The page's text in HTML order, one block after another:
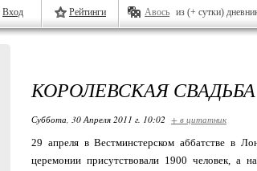
Вход Рейтинги Авось из (+ сутки)
КОРОЛЕВСКАЯ СВАДЬБА
Суббота, 30 Апреля 2011 г. 10:02 + в цитатник
29 апреля в Вестминстерском аббатстве в
церемонии присутствовали 1900 человек, а